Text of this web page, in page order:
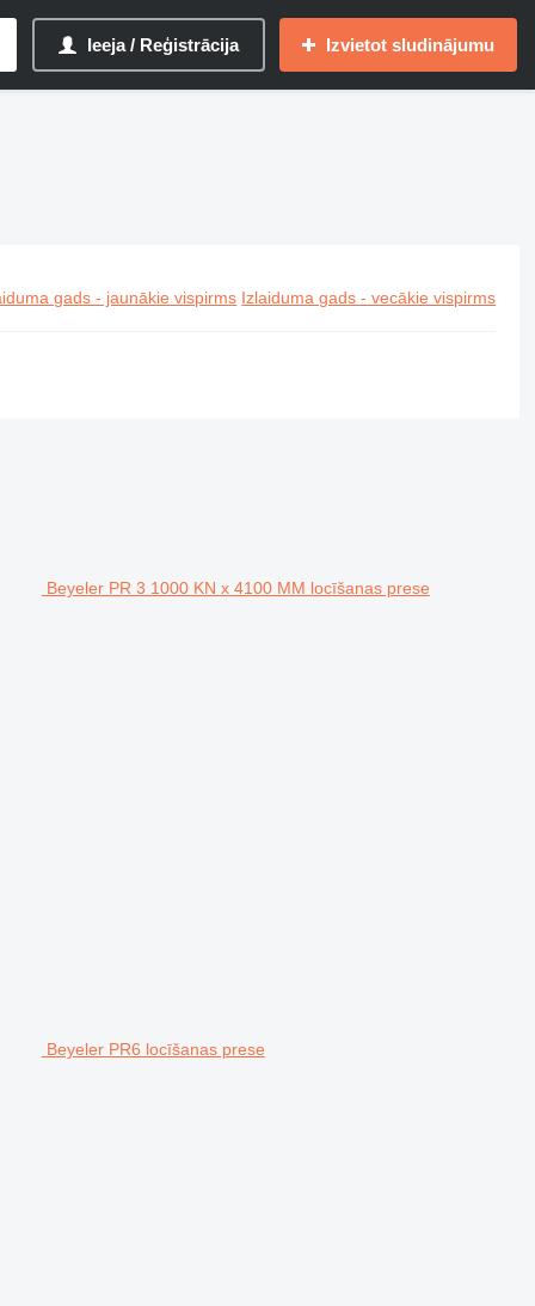
Ieeja / Reģistrācija Izvietot sludinājumu
gads - jaunākie vispirms Izlaiduma gads - vecākie vispirms
Beyeler PR 3 1000 KN x 4100 MM locīšanas prese
Beyeler PR6 locīšanas prese